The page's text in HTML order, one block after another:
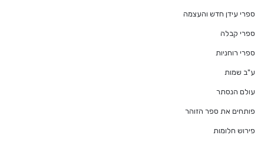
ספרי עידן חדש והעצמה
ספרי קבלה
ספרי רוחניות
ע"ב שמות
עולם הנסתר
פותחים את ספר הזוהר
פירוש חלומות